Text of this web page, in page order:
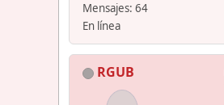
Mensajes: 64
En línea
RGUB